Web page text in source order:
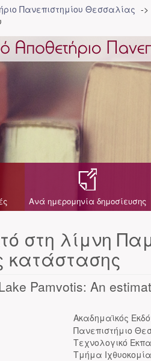
Πανεπιστημίου Θεσσαλίας
Ανά ημερομηνία δημοσίευσης
στη λίμνη
κατάστασης
Pamvotis: An
Ακαδημαϊκός
Πανεπιστήμιο
Τεχνολογικό
Τμήμα